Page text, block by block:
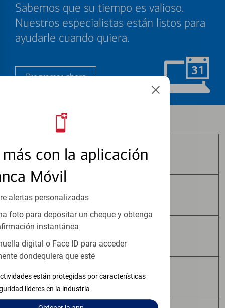
con la aplicación
Móvil
alertas personalizadas
foto para depositar un cheque y obtenga
instantánea
digital o Face ID para acceder
dondequiera que esté
están protegidas por características
líderes en la industria
Sabemos que su tiempo es valioso.
Nuestros especialistas están listos para
ayudarle cuando quiera.
Programar ahora
Los productos de inversión y seguros:
No Están Asegurados por FDIC
No Tienen Garantía Bancaria
No Constituyen Depósitos